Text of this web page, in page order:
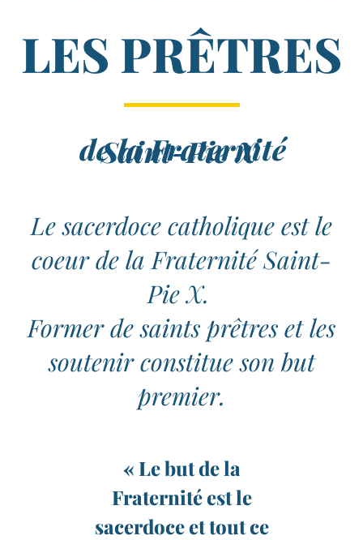
LES PRÊTRES
de la Fraternité
Saint-​Pie X
Le sacerdoce catholique est le
coeur de la Fraternité Saint-​
Pie X.
Former de saints prêtres et les
soutenir constitue son but
premier.
« Le but de la
Fraternité est le
sacerdoce et tout ce